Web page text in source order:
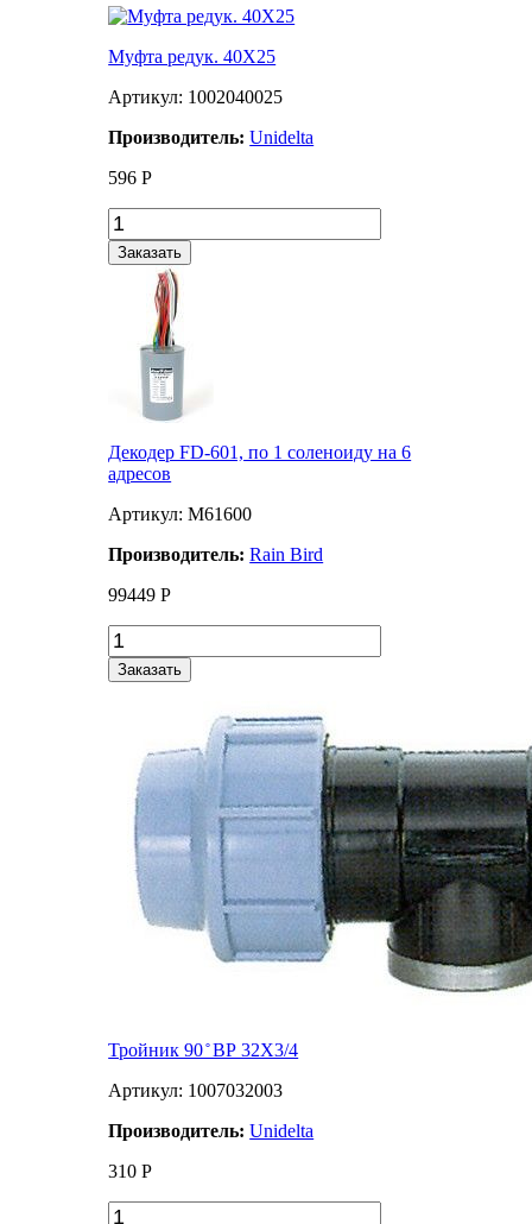
Муфта редук. 40X25
Артикул: 1002040025
Производитель:Unidelta
596 Р
Заказать
Декодер FD-601, по 1 соленоиду на 6
адресов
Артикул: M61600
Производитель:Rain Bird
99449 Р
Заказать
Тройник 90 ̊ ВР 32X3/4
Артикул: 1007032003
Производитель:Unidelta
310 Р